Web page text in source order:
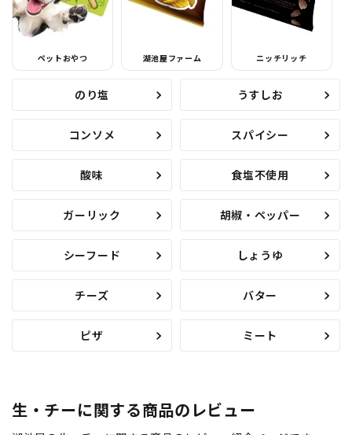
ペットおやつ 湖池屋ファーム ニッチリッチ
のり塩 うすしお
コンソメ スパイシー
酸味 食塩不使用
ガーリック 胡椒・ペッパー
シーフード しょうゆ
チーズ バター
ピザ ミート
生・チーに関する商品のレビュー